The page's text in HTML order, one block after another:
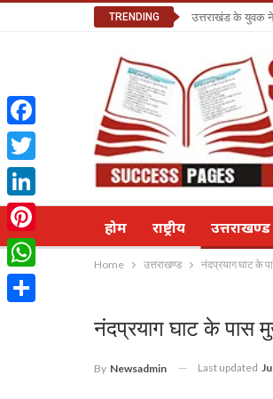
TRENDING उत्तराखंड के युवक ने
होम राष्ट्रीय उत्तराखण्ड
Home उत्तराखण्ड नंदप्रयाग घाट के
नंदप्रयाग घाट के पास
By Newsadmin Last updated
Facebook
Twitter
LinkedIn
Pinterest
WhatsApp